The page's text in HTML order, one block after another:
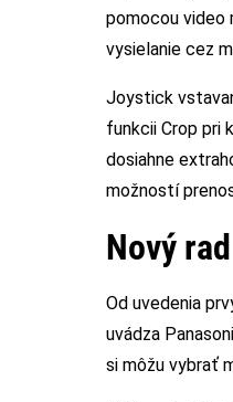
pomocou video
vysielanie cez
Joystick
funkcii Crop pri
dosiahne
možností
Nový
Od uvedenia
uvádza
si môžu vybrať